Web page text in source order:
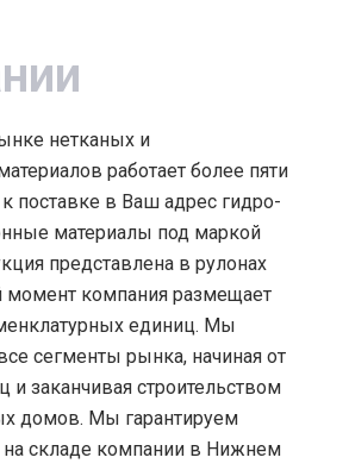
нетканых и
работает более пяти
поставке в Ваш адрес гидро-
материалы под маркой
представлена в рулонах
момент компания размещает
единиц. Мы
сегменты рынка, начиная от
и заканчивая строительством
домов. Мы гарантируем
на складе компании в Нижнем